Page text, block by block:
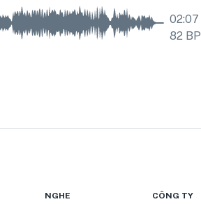
02:07
82
NGHE CÔNG TY